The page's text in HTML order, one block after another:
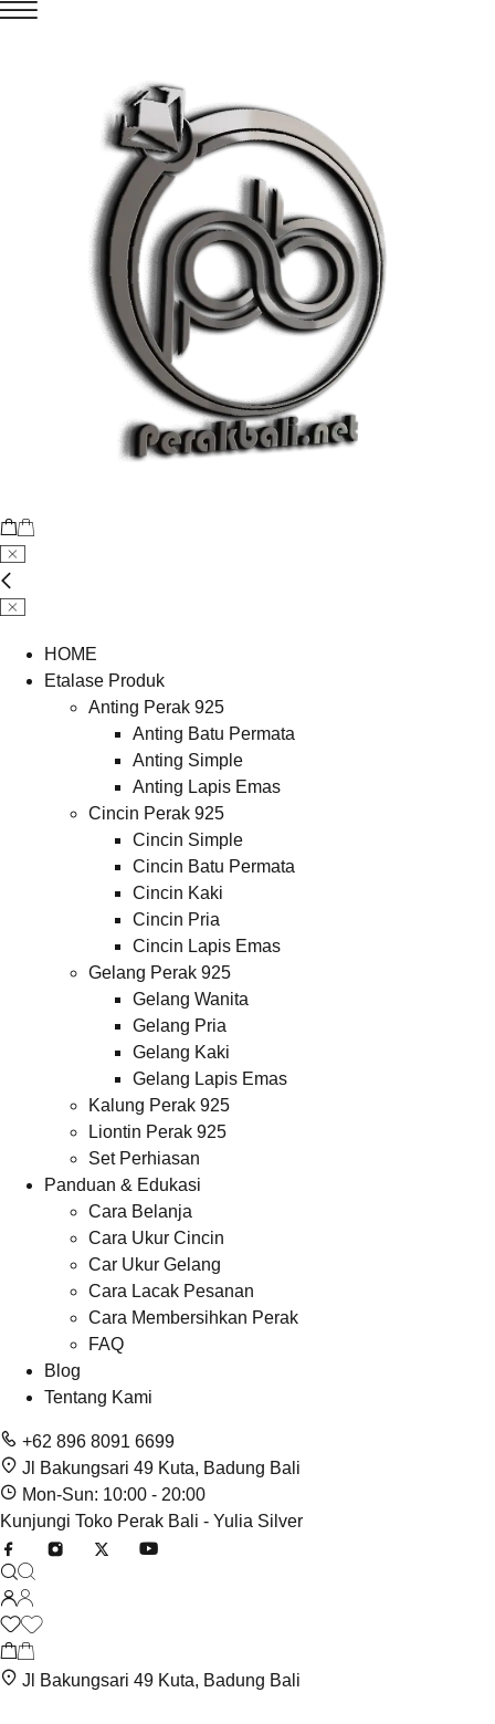
HOME
Etalase Produk
Anting Perak 925
Anting Batu Permata
Anting Simple
Anting Lapis Emas
Cincin Perak 925
Cincin Simple
Cincin Batu Permata
Cincin Kaki
Cincin Pria
Cincin Lapis Emas
Gelang Perak 925
Gelang Wanita
Gelang Pria
Gelang Kaki
Gelang Lapis Emas
Kalung Perak 925
Liontin Perak 925
Set Perhiasan
Panduan & Edukasi
Cara Belanja
Cara Ukur Cincin
Car Ukur Gelang
Cara Lacak Pesanan
Cara Membersihkan Perak
FAQ
Blog
Tentang Kami
+62 896 8091 6699
Jl Bakungsari 49 Kuta, Badung Bali
Mon-Sun: 10:00 - 20:00
Kunjungi Toko Perak Bali - Yulia Silver
Jl Bakungsari 49 Kuta, Badung Bali